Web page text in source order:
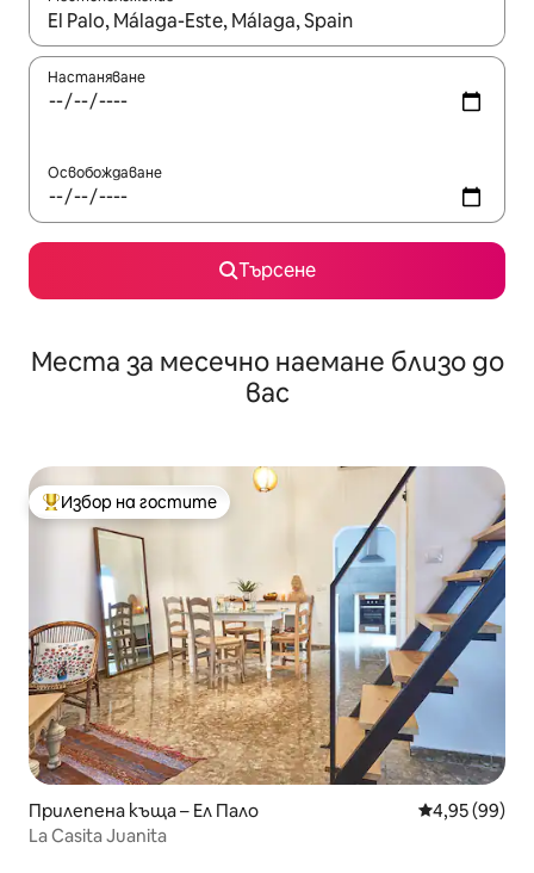
Когато резултатите се покажат, използвайте
Настаняване
Освобождаване
Търсене
Места за месечно наемане близо до
вас
Най-популярен избор на гостите
Избор на гостите
Прилепена къща – Ел Пало Средна
4,95 (99)
La Casita Juanita